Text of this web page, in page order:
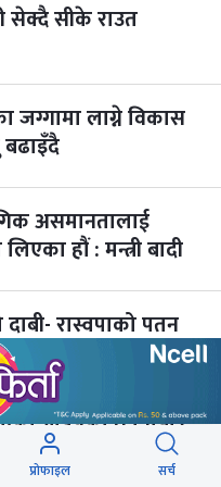
सेक्दै सीके राउत
जग्गामा लाग्ने विकास
असमानतालाई
हौं : मन्त्री बादी
रास्वपाको पतन
यादवको घटनाबारे
गठनप्रोफाइल सर्च